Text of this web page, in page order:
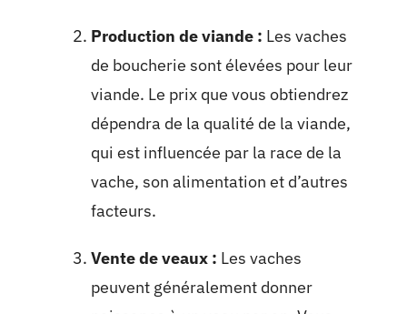
Production de viande : Les vaches
de boucherie sont élevées pour leur
viande. Le prix que vous obtiendrez
dépendra de la qualité de la viande,
qui est influencée par la race de la
vache, son alimentation et d’autres
facteurs.
Vente de veaux : Les vaches
peuvent généralement donner